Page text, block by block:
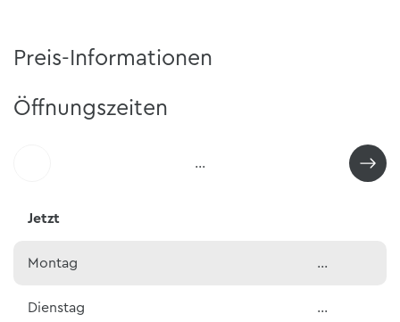
Preis-Informationen
Öffnungszeiten
…
Jetzt
Montag …
Dienstag …